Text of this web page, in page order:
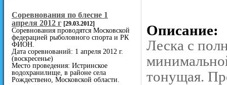
Cоревнования по блесне 1
апреля 2012 г [29.03.2012]
Соревнования проводятся Московской
федерацией рыболовного спорта и РК
ФИОН.
Дата соревнований: 1 апреля 2012 г.
(воскресенье)
Место проведения: Истринское
водохранилище, в районе села
Рождествено, Московской области.
Описание:
Леска с
тонущая.